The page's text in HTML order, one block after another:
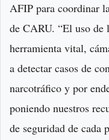
AFIP para coordinar
de CARU. “El uso de
herramienta vital,
a detectar casos de
narcotráfico y por
poniendo nuestros
de seguridad de cada